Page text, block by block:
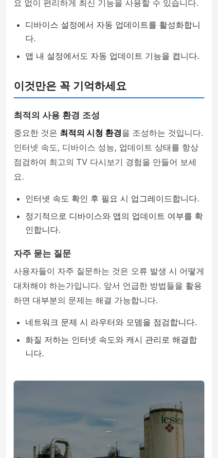
요 없이 편리하게 최신 기능을 사용할 수 있습니다.
디바이스 설정에서 자동 업데이트를 활성화합니
다.
앱 내 설정에서도 자동 업데이트 기능을 켭니다.
이것만은 꼭 기억하세요
최적의 사용 환경 조성
중요한 것은 최적의 시청 환경을 조성하는 것입니다.
인터넷 속도, 디바이스 성능, 업데이트 상태를 항상
점검하여 최고의 TV 다시보기 경험을 만들어 보세
요.
인터넷 속도 확인 후 필요 시 업그레이드합니다.
정기적으로 디바이스와 앱의 업데이트 여부를 확
인합니다.
자주 묻는 질문
사용자들이 자주 질문하는 것은 오류 발생 시 어떻게
대처해야 하는가입니다. 앞서 언급한 방법들을 활용
하면 대부분의 문제는 해결 가능합니다.
네트워크 문제 시 라우터와 모뎀을 점검합니다.
화질 저하는 인터넷 속도와 캐시 관리로 해결합
니다.